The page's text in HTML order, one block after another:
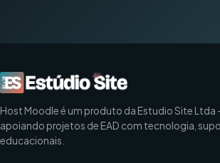
Host Moodle é um produto da Estudio Site Ltda
apoiando projetos de EAD com tecnologia,
educacionais.